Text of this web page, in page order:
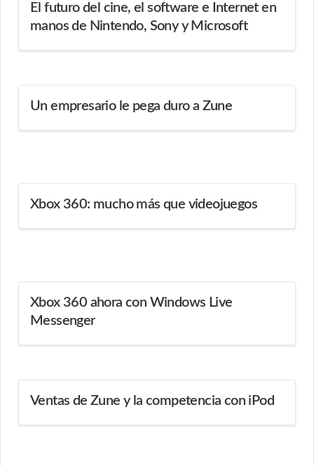
El futuro del cine, el software e Internet en
manos de Nintendo, Sony y Microsoft
Un empresario le pega duro a Zune
Xbox 360: mucho más que videojuegos
Xbox 360 ahora con Windows Live
Messenger
Ventas de Zune y la competencia con iPod